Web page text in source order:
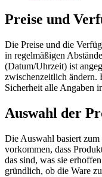
Preise und
Die Preise und die
in regelmäßigen
(Datum/Uhrzeit) ist
zwischenzeitlich ändern.
Sicherheit alle Angaben
Auswahl der
Die Auswahl basiert
vorkommen, dass
das sind, was sie
gründlich, ob die Ware